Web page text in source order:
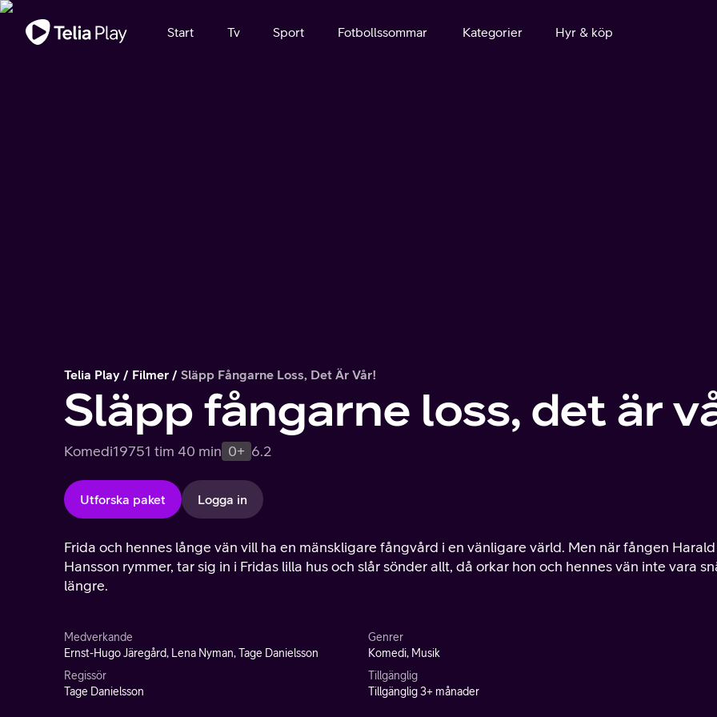
Viktigt meddelande
Start Tv Sport Fotbollssommar Kategorier Hyr & köp
Telia Play Filmer Släpp Fångarne Loss, Det Är Vår!
Släpp fångarne loss, det är
Komedi19751 tim 40 min 0+ 6.2
Utforska paket Logga in
Frida och hennes långe vän vill ha en mänskligare fångvård i en vänligare värld. Men när fången Harald
Hansson rymmer, tar sig in i Fridas lilla hus och slår sönder allt, då orkar hon och hennes vän inte vara
längre.
Medverkande
Ernst-Hugo Järegård, Lena Nyman, Tage Danielsson
Regissör
Tage Danielsson
Genrer
Komedi, Musik
Tillgänglig
Tillgänglig 3+ månader